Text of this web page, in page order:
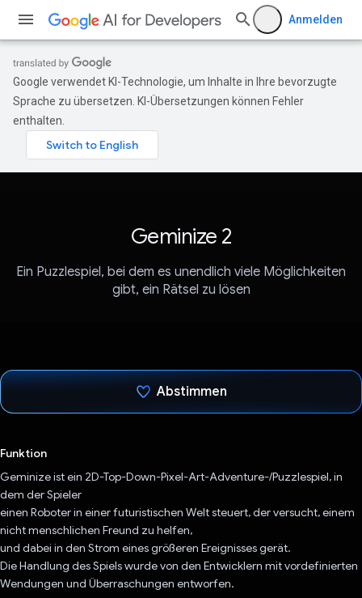
Anmelden
Google verwendet KI-Technologie, um Inhalte in Ihre bevorzugte
Sprache zu übersetzen. KI-Übersetzungen können Fehler
enthalten.
Geminize 2
Ein Puzzlespiel, bei dem es unendlich viele Möglichkeiten
gibt, ein Rätsel zu lösen
Abstimmen
Funktion
Geminize ist ein 2D-Top-Down-Pixel-Art-Adventure-/Puzzlespiel, in
dem der Spieler
einen Roboter in einer futuristischen Welt steuert, der versucht, einem
nicht menschlichen Freund zu helfen,
und dabei in den Strom eines größeren Ereignisses gerät.
Die Handlung des Spiels wurde von den Entwicklern mit vordefinierten
Wendungen und Überraschungen entworfen.